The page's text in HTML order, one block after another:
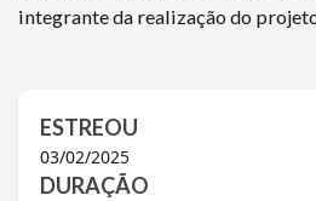
integrante da realização do
ESTREOU
03/02/2025
DURAÇÃO